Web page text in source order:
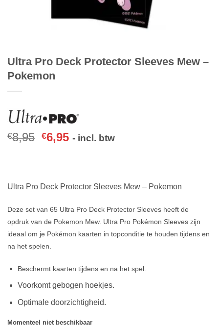
Ultra Pro Deck Protector Sleeves Mew –
Pokemon
€8,95 €6,95 - incl. btw
Ultra Pro Deck Protector Sleeves Mew – Pokemon
Deze set van 65 Ultra Pro Deck Protector Sleeves heeft de
opdruk van de Pokemon Mew. Ultra Pro Pokémon Sleeves zijn
ideaal om je Pokémon kaarten in topconditie te houden tijdens en
na het spelen.
Beschermt kaarten tijdens en na het spel.
Voorkomt gebogen hoekjes.
Optimale doorzichtigheid.
Momenteel niet beschikbaar